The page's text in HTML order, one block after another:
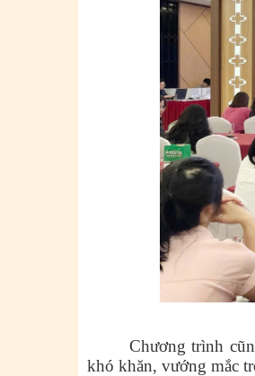
Chương trình
khó khăn, vướng mắc